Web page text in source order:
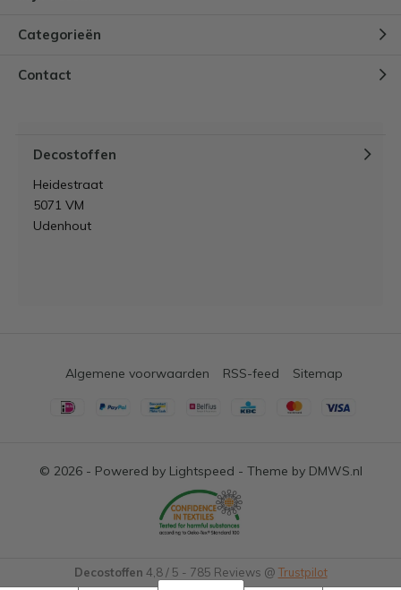
Categorieën
Contact
Decostoffen
Heidestraat
5071 VM
Udenhout
© 2026 - Powered by Lightspeed - Theme by DMWS.nl
Algemene voorwaarden RSS-feed Sitemap
Decostoffen 4,8/ 5 - 785 Reviews @ Trustpilot